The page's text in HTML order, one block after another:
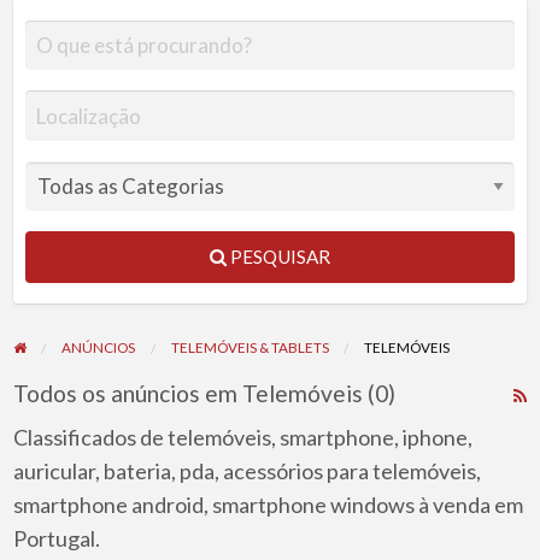
PESQUISAR
ANÚNCIOS TELEMÓVEIS & TABLETS TELEMÓVEIS
Todos os anúncios em Telemóveis (0)
Classificados de telemóveis, smartphone, iphone,
auricular, bateria, pda, acessórios para telemóveis,
smartphone android, smartphone windows à venda em
Portugal.